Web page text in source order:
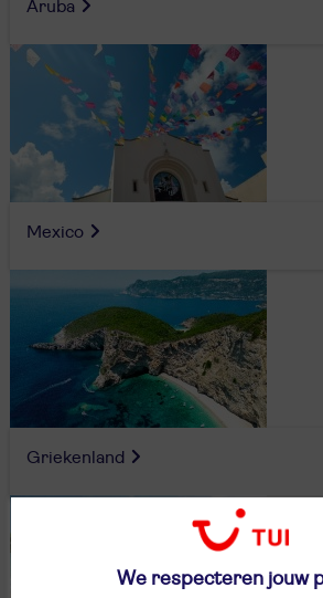
Aruba
Mexico
Griekenland
We respecteren jouw